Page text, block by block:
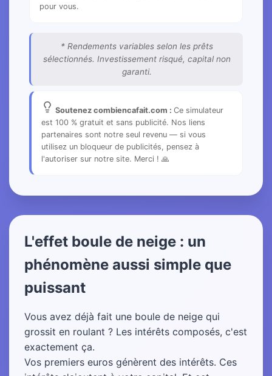
pour vous.
* Rendements variables selon les prêts
sélectionnés. Investissement risqué, capital non
garanti.
Soutenez combiencafait.com : Ce simulateur
est 100 % gratuit et sans publicité. Nos liens
partenaires sont notre seul revenu — si vous
utilisez un bloqueur de publicités, pensez à
l'autoriser sur notre site. Merci ! 🙏
L'effet boule de neige : un
phénomène aussi simple que
puissant
Vous avez déjà fait une boule de neige qui
grossit en roulant ? Les intérêts composés, c'est
exactement ça.
Vos premiers euros génèrent des intérêts. Ces